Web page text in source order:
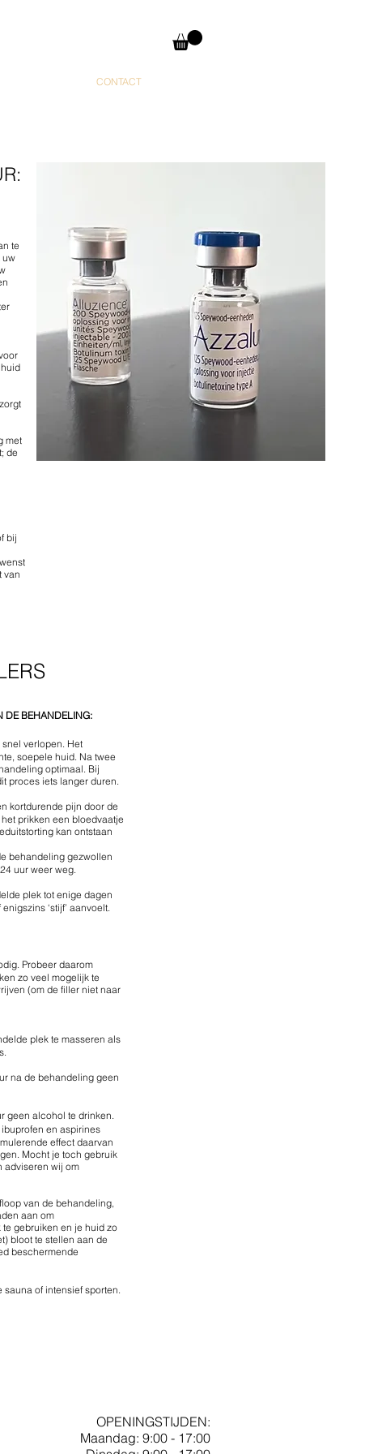
CONTACT
te
uw
met
de
bij
van
DE BEHANDELING:
verlopen. Het
soepele huid. Na twee
optimaal. Bij
proces iets langer duren.
kortdurende pijn door de
prikken een bloedvaatje
kan ontstaan
behandeling gezwollen
uur weer weg.
plek tot enige dagen
‘stijf’ aanvoelt.
Probeer daarom
zo veel mogelijk te
(om de filler niet naar
plek te masseren als
na de behandeling geen
geen alcohol te drinken.
en aspirines
effect daarvan
Mocht je toch gebruik
adviseren wij om
van de behandeling,
aan om
gebruiken en je huid zo
bloot te stellen aan de
beschermende
of intensief sporten.
OPENINGSTIJDEN:
Maandag: 9:00 - 17:00